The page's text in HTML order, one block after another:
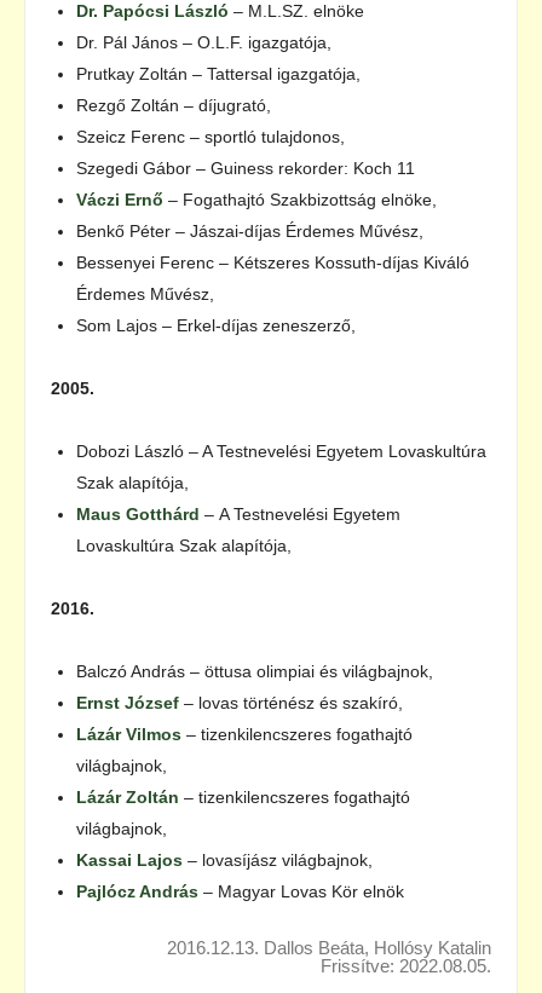
Dr. Papócsi László – M.L.SZ. elnöke
Dr. Pál János – O.L.F. igazgatója,
Prutkay Zoltán – Tattersal igazgatója,
Rezgő Zoltán – díjugrató,
Szeicz Ferenc – sportló tulajdonos,
Szegedi Gábor – Guiness rekorder: Koch 11
Váczi Ernő – Fogathajtó Szakbizottság elnöke,
Benkő Péter – Jászai-díjas Érdemes Művész,
Bessenyei Ferenc – Kétszeres Kossuth-díjas Kiváló
Érdemes Művész,
Som Lajos – Erkel-díjas zeneszerző,
2005.
Dobozi László – A Testnevelési Egyetem Lovaskultúra
Szak alapítója,
Maus Gotthárd – A Testnevelési Egyetem
Lovaskultúra Szak alapítója,
2016.
Balczó András – öttusa olimpiai és világbajnok,
Ernst József – lovas történész és szakíró,
Lázár Vilmos – tizenkilencszeres fogathajtó
világbajnok,
Lázár Zoltán – tizenkilencszeres fogathajtó
világbajnok,
Kassai Lajos – lovasíjász világbajnok,
Pajlócz András – Magyar Lovas Kör elnök
2016.12.13. Dallos Beáta, Hollósy Katalin
Frissítve: 2022.08.05.